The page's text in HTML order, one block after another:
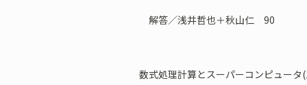
解答／浅井哲也＋秋山仁 90
数式処理計算とスーパーコンピュー